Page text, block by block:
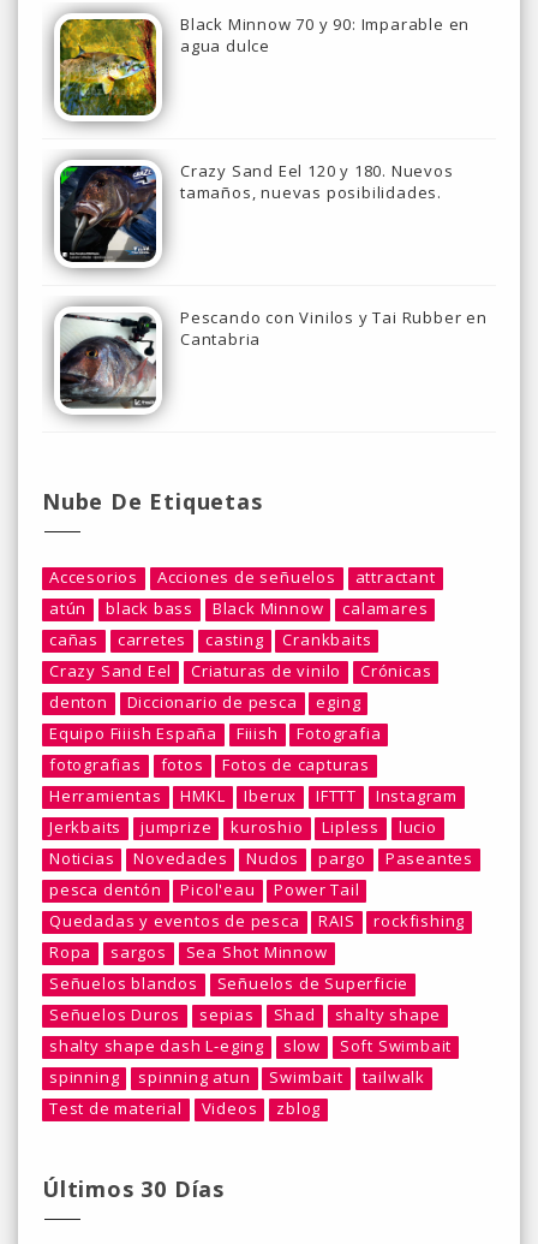
Black Minnow 70 y 90: Imparable en
agua dulce
Crazy Sand Eel 120 y 180. Nuevos
tamaños, nuevas posibilidades.
Pescando con Vinilos y Tai Rubber en
Cantabria
Nube De Etiquetas
Accesorios Acciones de señuelos
attractant
atún
black bass Black Minnow
calamares
cañas
carretes casting
Crankbaits
Crazy Sand Eel
Criaturas de vinilo
Crónicas
denton
Diccionario de pesca
eging
Equipo Fiiish España
Fiiish
Fotografia
fotografias
fotos
Fotos de capturas
Herramientas
HMKL Iberux IFTTT
Instagram
Jerkbaits
jumprize kuroshio Lipless
lucio
Noticias
Novedades Nudos pargo
Paseantes
pesca dentón
Picol'eau
Power Tail
Quedadas y eventos de pesca
RAIS
rockfishing
Ropa
sargos
Sea Shot Minnow
Señuelos blandos
Señuelos de Superficie
Señuelos Duros
sepias Shad
shalty shape
shalty shape dash L-eging
slow
Soft Swimbait
spinning
spinning atun Swimbait
tailwalk
Test de material
Videos zblog
Últimos 30 Días